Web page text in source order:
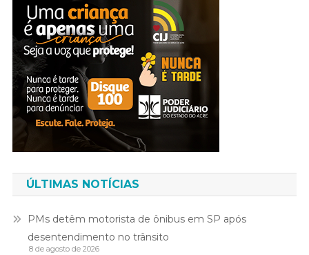
ÚLTIMAS NOTÍCIAS
PMs detêm motorista de ônibus em SP após
desentendimento no trânsito
8 de agosto de 2026